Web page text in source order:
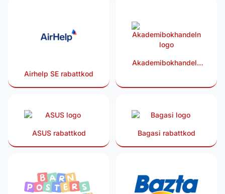
Airhelp SE rabattkod
Akademibokhandeln
ASUS rabattkod Bagasi rabattkod